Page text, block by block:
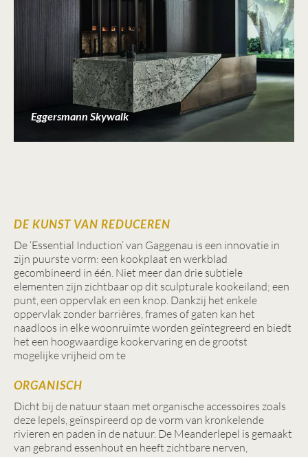
Eggersmann Skywalk
DE KUNST VAN REDUCEREN
De ‘Essential Induction’ van Gaggenau is een innovatie in
zijn puurste vorm: een kookplaat en werkblad
gecombineerd in één. Niet meer dan drie subtiele
elementen zijn zichtbaar op dit sculpturale kookeiland; een
punt, een oppervlak en een knop. Dankzij het enkele
oppervlak zonder barrières, frames of gaten kan het
naadloos in elke woonruimte worden geïntegreerd en biedt
het een hoogwaardige kookervaring en de grootst
mogelijke vrijheid om te
ORGANISCH
Dicht bij de natuur staan met organische accessoires zoals
deze lepels, geïnspireerd op de vorm van kronkelende
rivieren en paden in de natuur. De Meanderlepel is gemaakt
van gebrand essenhout en heeft zichtbare nerven,